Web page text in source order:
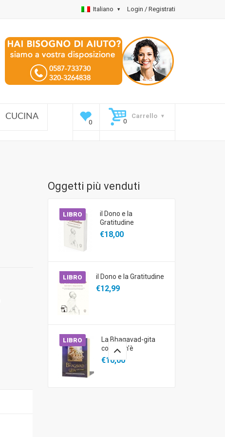
Login / Registrati
Italiano
CUCINA Carrello
Oggetti più venduti
LIBRO
il Dono e la
Gratitudine
€18,00
LIBRO il Dono e la Gratitudine
€12,99
LIBRO
La Bhagavad-gita
così com'è
€10,00